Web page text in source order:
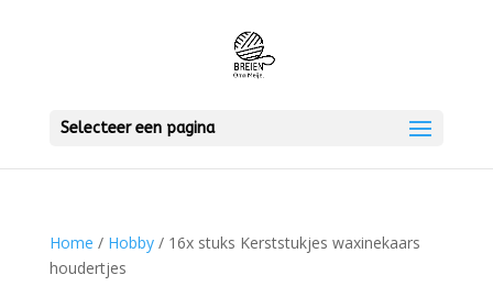
Selecteer een pagina
Home / Hobby/ 16x stuks Kerststukjes waxinekaars
houdertjes